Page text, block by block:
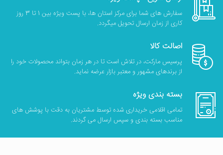
سفارش های شما برای مرکز استان ها، با پست ویژه بین 1 تا 3 روز
کاری از زمان ارسال تحویل میگردد.
اصالت کالا
پرسیس مارکت، در تلاش است تا در هر زمان بتواند محصولات خود را
از برندهای مشهور و معتبر بازار عرضه نماید.
بسته بندی ویژه
تمامی اقلامی خریداری شده توسط مشتریان به دقت با پوشش های
مناسب بسته بندی و سپس ارسال می گردند.